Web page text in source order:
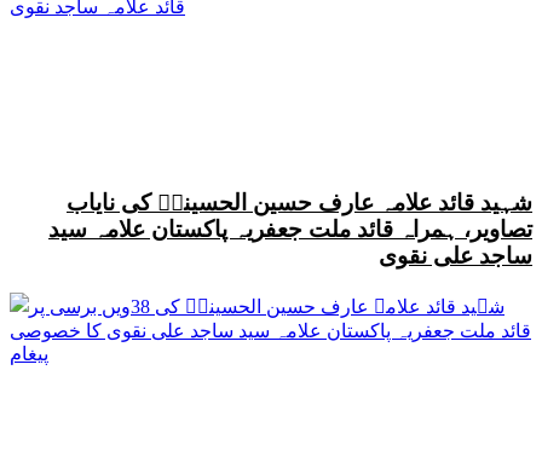
شہید قائد علامہ عارف حسین الحسینیؒ کی نایاب
تصاویر، ہمراہ قائد ملت جعفریہ پاکستان علامہ سید
ساجد علی نقوی